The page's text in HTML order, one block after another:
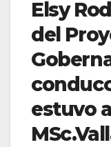
Elsy
del
estuvo